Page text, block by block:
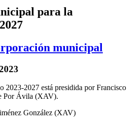
para la
municipal
2023-2027 está presidida por Francisco
Por Ávila (XAV).
González (XAV)